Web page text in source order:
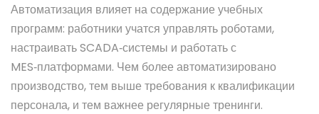
Автоматизация влияет на содержание учебных
программ: работники учатся управлять роботами,
настраивать SCADA‑системы и работать с
MES‑платформами. Чем более автоматизировано
производство, тем выше требования к квалификации
персонала, и тем важнее регулярные тренинги.